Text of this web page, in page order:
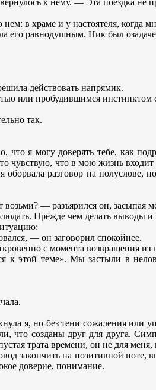
к нему. — Эта поездка не
в храме и у настоятеля, когда
его равнодушным. Ник был
действовать напрямик.
или пробудившимся инстинктом
так.
я могу доверять тебе, как
чувствую, что в мою жизнь
разговор на полуслове,
— разъярился он, засыпая
Прежде чем делать выводы и
— он заговорил спокойнее.
с момента возвращения из
к этой теме». Мы застыли в
я, но без тени сожаления или
что созданы друг для друга.
трата времени, он не для
на позитивной ноте,
доверие, понимание.